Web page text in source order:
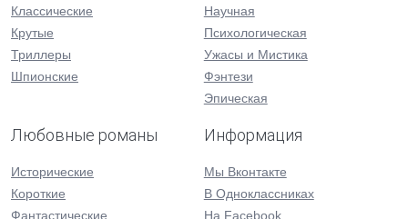
Классические
Крутые
Триллеры
Шпионские
Научная
Психологическая
Ужасы и Мистика
Фэнтези
Эпическая
Любовные романы
Исторические
Короткие
Фантастические
Информация
Мы Вконтакте
В Одноклассниках
На Facebook